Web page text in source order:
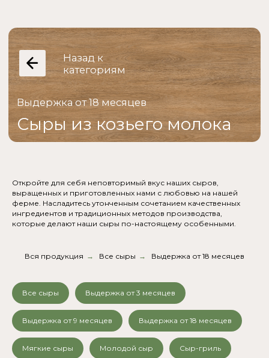
Откройте для себя неповторимый вкус наших сыров,
выращенных и приготовленных нами с любовью на нашей
ферме. Насладитесь утонченным сочетанием качественных
ингредиентов и традиционных методов производства,
которые делают наши сыры по-настоящему особенными.
Вся продукция → Все сыры → Выдержка от 18 месяцев
Все сыры Выдержка от 3 месяцев
Выдержка от 9 месяцев Выдержка от 18 месяцев
Мягкие сыры Молодой сыр Сыр-гриль